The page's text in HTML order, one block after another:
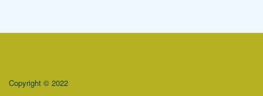
Copyright © 2022